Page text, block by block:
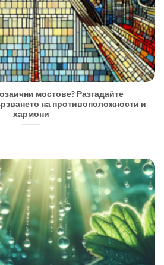
мостове? Разгадайте
на противоположности и
хармони